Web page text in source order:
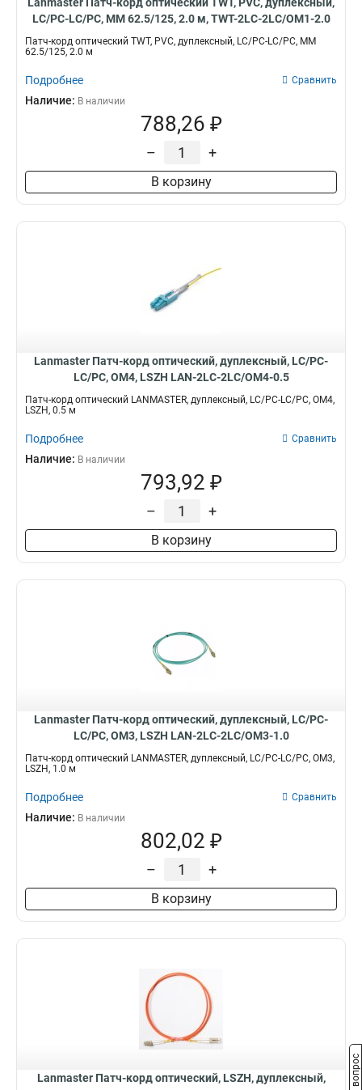
LC/PC-LC/PC, MM 62.5/125, 2.0 м, TWT-2LC-2LC/OM1-2.0
Патч-корд оптический TWT, PVC, дуплексный, LC/PC-LC/PC, MM
62.5/125, 2.0 м
Подробнее Сравнить
Наличие: В наличии
788,26 ₽
– +
В корзину
Lanmaster Патч-корд оптический, дуплексный, LC/PC-
LC/PC, OM4, LSZH LAN-2LC-2LC/OM4-0.5
Патч-корд оптический LANMASTER, дуплексный, LC/PC-LC/PC, OM4,
LSZH, 0.5 м
Подробнее Сравнить
Наличие: В наличии
793,92 ₽
– +
В корзину
Lanmaster Патч-корд оптический, дуплексный, LC/PC-
LC/PC, OM3, LSZH LAN-2LC-2LC/OM3-1.0
Патч-корд оптический LANMASTER, дуплексный, LC/PC-LC/PC, OM3,
LSZH, 1.0 м
Подробнее Сравнить
Наличие: В наличии
802,02 ₽
– +
В корзину
Lanmaster Патч-корд оптический, LSZH, дуплексный,